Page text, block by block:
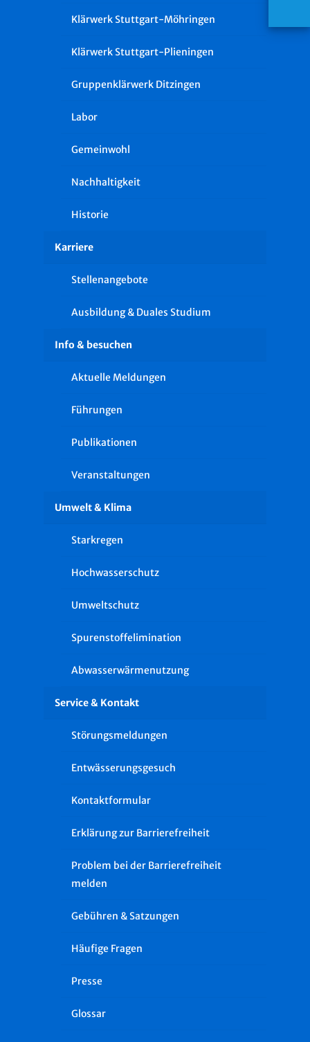
Klärwerk Stuttgart-Möhringen
Klärwerk Stuttgart-Plieningen
Gruppenklärwerk Ditzingen
Labor
Gemeinwohl
Nachhaltigkeit
Historie
Karriere
Stellenangebote
Ausbildung & Duales Studium
Info & besuchen
Aktuelle Meldungen
Führungen
Publikationen
Veranstaltungen
Umwelt & Klima
Starkregen
Hochwasserschutz
Umweltschutz
Spurenstoffelimination
Abwasserwärmenutzung
Service & Kontakt
Störungsmeldungen
Entwässerungsgesuch
Kontaktformular
Erklärung zur Barrierefreiheit
Problem bei der Barrierefreiheit
melden
Gebühren & Satzungen
Häufige Fragen
Presse
Glossar